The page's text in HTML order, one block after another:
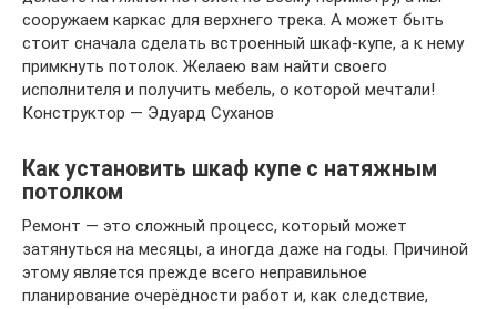
сооружаем каркас для верхнего трека. А может быть
стоит сначала сделать встроенный шкаф-купе, а к нему
примкнуть потолок. Желаею вам найти своего
исполнителя и получить мебель, о которой мечтали!
Конструктор — Эдуард Суханов
Как установить шкаф купе с натяжным
потолком
Ремонт — это сложный процесс, который может
затянуться на месяцы, а иногда даже на годы. Причиной
этому является прежде всего неправильное
планирование очерёдности работ и, как следствие,